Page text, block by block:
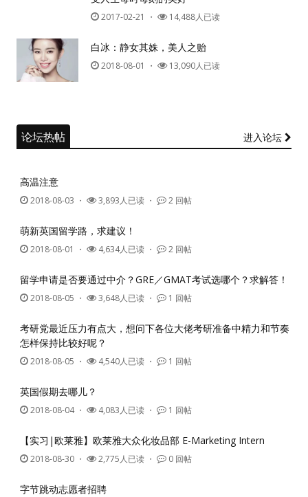
2017-02-21 ・ 14,488人已读
白冰：静女其姝，美人之贻
2018-08-01 ・ 13,090人已读
论坛热帖 进入论坛
高温注意
2018-08-03 ・ 3,893人已读 ・ 2 回帖
萌新英国留学路，求建议！
2018-08-01 ・ 4,634人已读 ・ 2 回帖
留学申请是否要通过中介？GRE／GMAT考试选哪个？求解答！
2018-08-05 ・ 3,648人已读 ・ 1 回帖
考研党最近压力有点大，想问下各位大佬考研准备中精力和节奏
怎样保持比较好呢？
2018-08-05 ・ 4,540人已读 ・ 1 回帖
英国假期去哪儿？
2018-08-04・ 4,083人已读 ・ 1 回帖
【实习|欧莱雅】欧莱雅大众化妆品部 E-Marketing Intern
2018-08-30 ・ 2,775人已读 ・ 0 回帖
字节跳动志愿者招聘